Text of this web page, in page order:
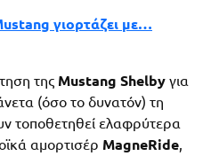
γιορτάζει με…
της Mustang Shelby για
(όσο το δυνατόν) τη
τοποθετηθεί ελαφρύτερα
αμορτισέρ MagneRide,